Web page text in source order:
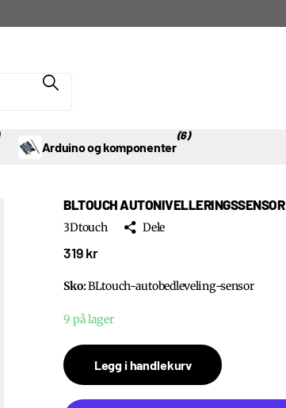
Arduino og komponenter
(6)
BLTOUCH AUTONIVELLERINGSSENSOR
3Dtouch Dele
319 kr
Sko:BLtouch-autobedleveling-sensor
9 på lager
Legg i handlekurv